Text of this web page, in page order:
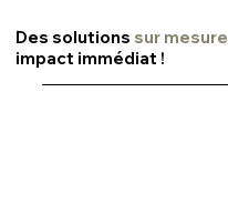
Des solutions sur mesure
impact immédiat !